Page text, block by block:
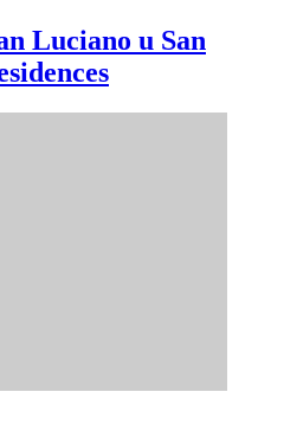
Luciano u San